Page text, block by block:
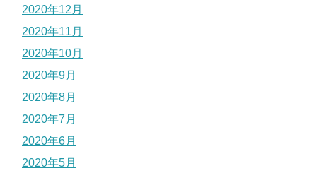
2020年12月
2020年11月
2020年10月
2020年9月
2020年8月
2020年7月
2020年6月
2020年5月